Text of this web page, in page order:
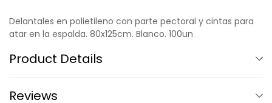
Delantales en polietileno con parte pectoral y cintas para
atar en la espalda. 80x125cm. Blanco. 100un
Product Details
Reviews